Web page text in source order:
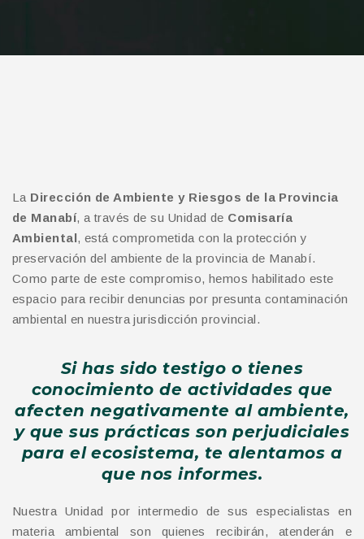
La Dirección de Ambiente y Riesgos de la Provincia
de Manabí, a través de su Unidad de Comisaría
Ambiental, está comprometida con la protección y
preservación del ambiente de la provincia de Manabí.
Como parte de este compromiso, hemos habilitado este
espacio para recibir denuncias por presunta contaminación
ambiental en nuestra jurisdicción provincial.
Si has sido testigo o tienes
conocimiento de actividades que
afecten negativamente al ambiente,
y que sus prácticas son perjudiciales
para el ecosistema, te alentamos a
que nos informes.
Nuestra Unidad por intermedio de sus especialistas en
materia ambiental son quienes recibirán, atenderán e